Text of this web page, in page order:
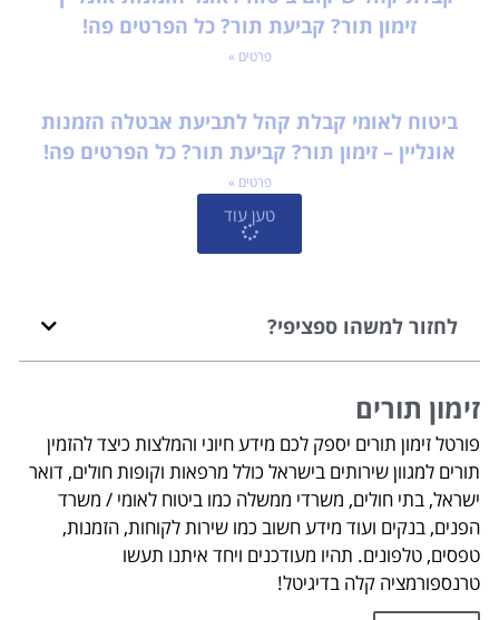
זימון תור? קביעת תור? כל הפרטים פה!
פרטים »
ביטוח לאומי קבלת קהל לתביעת אבטלה הזמנות
אונליין – זימון תור? קביעת תור? כל הפרטים פה!
פרטים »
טען עוד
לחזור למשהו ספציפי?
זימון תורים
פורטל זימון תורים יספק לכם מידע חיוני והמלצות כיצד להזמין
תורים למגוון שירותים בישראל כולל מרפאות וקופות חולים, דואר
ישראל, בתי חולים, משרדי ממשלה כמו ביטוח לאומי / משרד
הפנים, בנקים ועוד מידע חשוב כמו שירות לקוחות, הזמנות,
טפסים, טלפונים. תהיו מעודכנים ויחד איתנו תעשו
טרנספורמציה קלה בדיגיטל!